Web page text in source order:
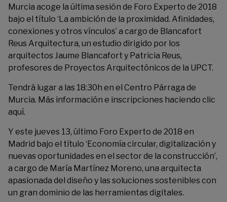
Murcia acoge la última sesión de Foro Experto de 2018
bajo el título ‘La ambición de la proximidad. Afinidades,
conexiones y otros vínculos’ a cargo de Blancafort
Reus Arquitectura, un estudio dirigido por los
arquitectos Jaume Blancafort y Patricia Reus,
profesores de Proyectos Arquitectónicos de la UPCT.
Tendrá lugar a las 18:30h en el Centro Párraga de
Murcia. Más información e inscripciones haciendo clic
aquí.
Y este jueves 13, último Foro Experto de 2018 en
Madrid bajo el título ‘Economía circular, digitalización y
nuevas oportunidades en el sector de la construcción’,
a cargo de María Martínez Moreno, una arquitecta
apasionada del diseño y las soluciones sostenibles con
un gran dominio de las herramientas digitales.